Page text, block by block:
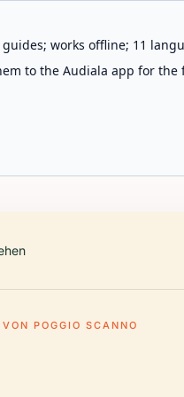
works offline; 11
to the Audiala app for
POGGIO SCANNO